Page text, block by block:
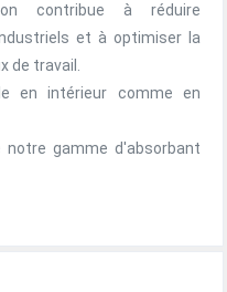
contribue à réduire
et à optimiser la
de travail.
en intérieur comme en
notre gamme d'absorbant